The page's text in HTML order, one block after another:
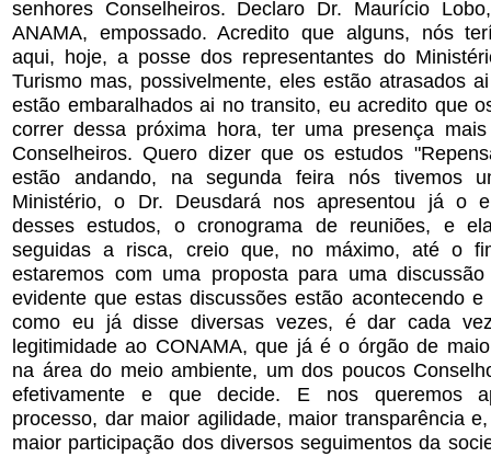
senhores Conselheiros. Declaro Dr. Maurício
ANAMA, empossado. Acredito que alguns, nós
aqui, hoje, a posse dos representantes do
Turismo mas, possivelmente, eles estão atrasados
estão embaralhados ai no transito, eu acredito que
correr dessa próxima hora, ter uma presença
Conselheiros. Quero dizer que os estudos
estão andando, na segunda feira nós tivemos
Ministério, o Dr. Deusdará nos apresentou já o
desses estudos, o cronograma de reuniões, e
seguidas a risca, creio que, no máximo, até o
estaremos com uma proposta para uma
evidente que estas discussões estão acontecendo
como eu já disse diversas vezes, é dar cada
legitimidade ao CONAMA, que já é o órgão de
na área do meio ambiente, um dos poucos
efetivamente e que decide. E nos queremos
processo, dar maior agilidade, maior transparência
maior participação dos diversos seguimentos da